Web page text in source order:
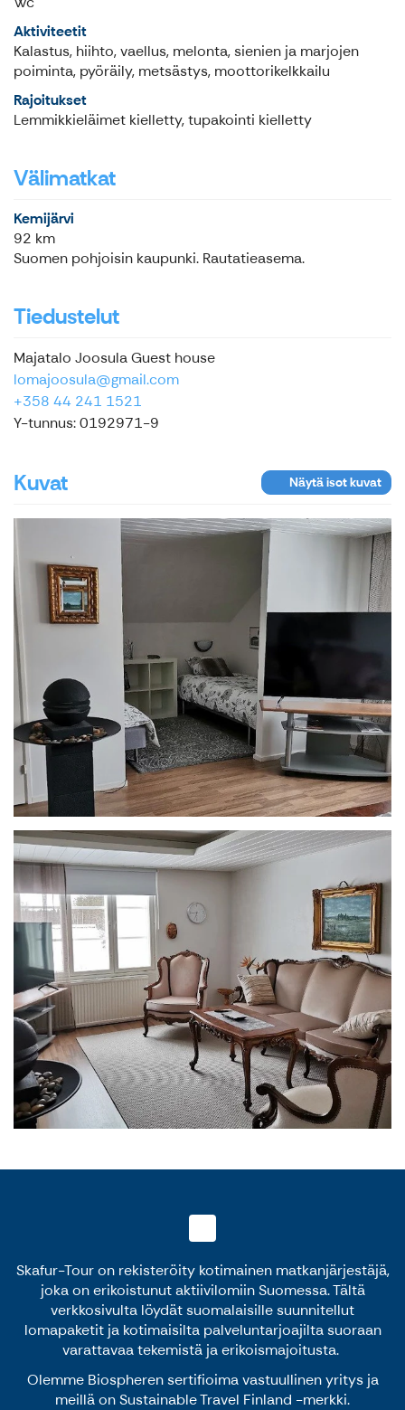
Aktiviteetit
Kalastus, hiihto, vaellus, melonta, sienien ja marjojen
poiminta, pyöräily, metsästys, moottorikelkkailu
Rajoitukset
Lemmikkieläimet kielletty, tupakointi kielletty
Välimatkat
Kemijärvi
92 km
Suomen pohjoisin kaupunki. Rautatieasema.
Tiedustelut
Majatalo Joosula Guest house
lomajoosula@gmail.com
+358 44 241 1521
Y-tunnus: 0192971-9
Kuvat Näytä isot kuvat
Skafur-Tour on rekisteröity kotimainen matkanjärjestäjä,
joka on erikoistunut aktiivilomiin Suomessa. Tältä
verkkosivulta löydät suomalaisille suunnitellut
lomapaketit ja kotimaisilta palveluntarjoajilta suoraan
varattavaa tekemistä ja erikoismajoitusta.
Olemme Biospheren sertifioima vastuullinen yritys ja
meillä on Sustainable Travel Finland -merkki.